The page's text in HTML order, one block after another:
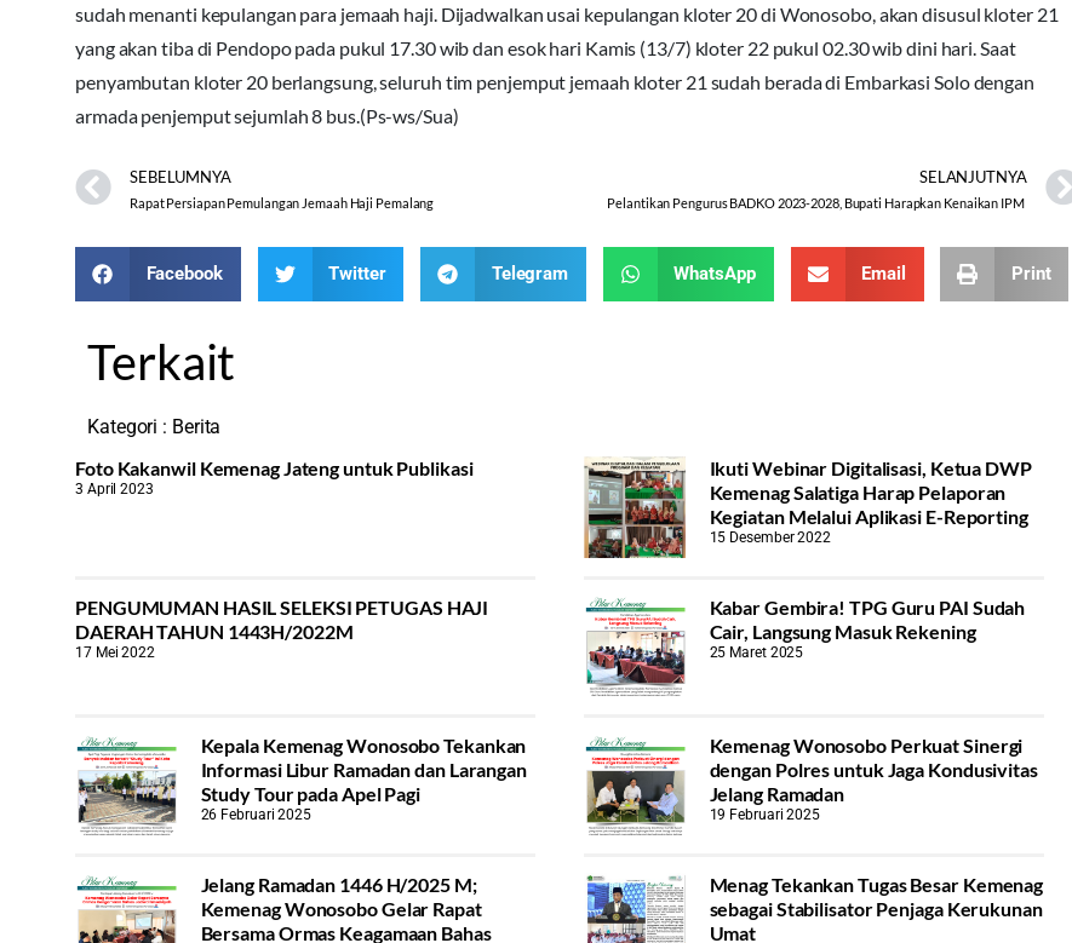
sudah menanti kepulangan para jemaah haji. Dijadwalkan usai kepulangan kloter 20 di Wonosobo, akan disusul kloter 21
yang akan tiba di Pendopo pada pukul 17.30 wib dan esok hari Kamis (13/7) kloter 22 pukul 02.30 wib dini hari. Saat
penyambutan kloter 20 berlangsung, seluruh tim penjemput jemaah kloter 21 sudah berada di Embarkasi Solo dengan
armada penjemput sejumlah 8 bus.(Ps-ws/Sua)
SEBELUMNYA
Rapat Persiapan Pemulangan Jemaah Haji Pemalang
SELANJUTNYA
Pelantikan Pengurus BADKO 2023-2028, Bupati Harapkan Kenaikan IPM
Facebook Twitter Telegram WhatsApp Email Print
Terkait
Kategori : Berita
Foto Kakanwil Kemenag Jateng untuk Publikasi
3 April 2023
Ikuti Webinar Digitalisasi, Ketua DWP
Kemenag Salatiga Harap Pelaporan
Kegiatan Melalui Aplikasi E-Reporting
15 Desember 2022
PENGUMUMAN HASIL SELEKSI PETUGAS HAJI
DAERAH TAHUN 1443H/2022M
17 Mei 2022
Kabar Gembira! TPG Guru PAI Sudah
Cair, Langsung Masuk Rekening
25 Maret 2025
Kepala Kemenag Wonosobo Tekankan
Informasi Libur Ramadan dan Larangan
Study Tour pada Apel Pagi
26 Februari 2025
Kemenag Wonosobo Perkuat Sinergi
dengan Polres untuk Jaga Kondusivitas
Jelang Ramadan
19 Februari 2025
Jelang Ramadan 1446 H/2025 M;
Kemenag Wonosobo Gelar Rapat
Bersama Ormas Keagamaan Bahas
Menag Tekankan Tugas Besar Kemenag
sebagai Stabilisator Penjaga Kerukunan
Umat